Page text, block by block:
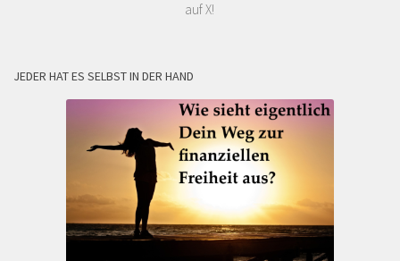
auf X!
JEDER HAT ES SELBST IN DER HAND